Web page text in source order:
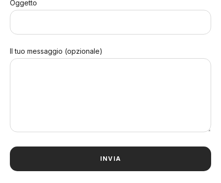
Oggetto
Il tuo messaggio (opzionale)